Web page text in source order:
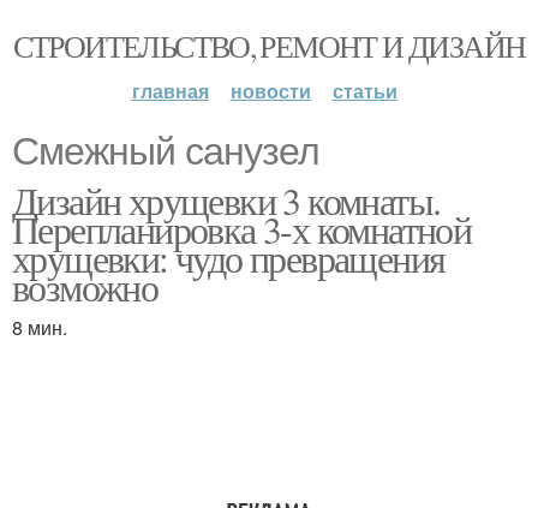
СТРОИТЕЛЬСТВО, РЕМОНТ И ДИЗАЙН
главная новости статьи
Смежный санузел
Дизайн хрущевки 3 комнаты.
Перепланировка 3-х комнатной
хрущевки: чудо превращения
возможно
8 мин.